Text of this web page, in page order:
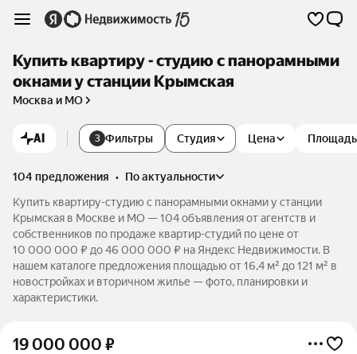
Купить квартиру - студию с панорамными
окнами у станции Крымская
Москва и МО
AI 3 Фильтры Студия Цена Площадь
104 предложения •
по актуальности
Купить квартиру-студию с панорамными окнами у станции
Крымская в Москве и МО — 104 объявления от агентств и
собственников по продаже квартир-студий по цене от
10 000 000 ₽ до 46 000 000 ₽ на Яндекс Недвижимости. В
нашем каталоге предложения площадью от 16,4 м² до 121 м² в
новостройках и вторичном жилье — фото, планировки и
характеристики.
19 000 000 ₽